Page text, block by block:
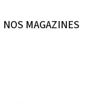
NOS MAGAZINES